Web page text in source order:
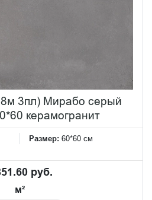
3пл) Мирабо серый
керамогранит
Размер: 60*60 см
руб.
м²